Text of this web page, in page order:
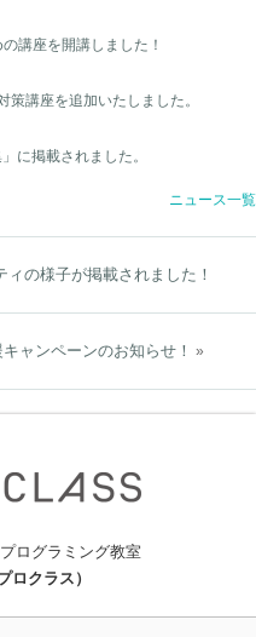
講座を開講しました！
講座を追加いたしました。
に掲載されました。
ニュース一覧
の様子が掲載されました！
ャンペーンのお知らせ！ »
ログラミング教室
ロクラス）